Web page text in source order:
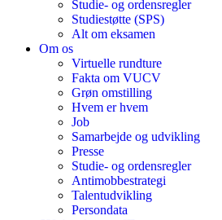
Studie- og ordensregler
Studiestøtte (SPS)
Alt om eksamen
Om os
Virtuelle rundture
Fakta om VUCV
Grøn omstilling
Hvem er hvem
Job
Samarbejde og udvikling
Presse
Studie- og ordensregler
Antimobbestrategi
Talentudvikling
Persondata